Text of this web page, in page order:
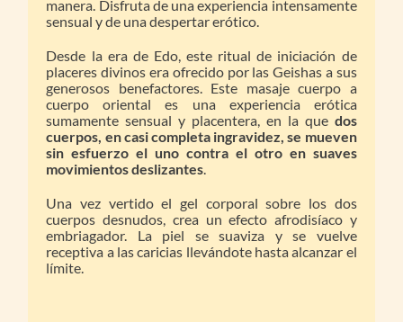
manera. Disfruta de una experiencia intensamente
sensual y de una despertar erótico.
Desde la era de Edo, este ritual de iniciación de
placeres divinos era ofrecido por las Geishas a sus
generosos benefactores. Este masaje cuerpo a
cuerpo oriental es una experiencia erótica
sumamente sensual y placentera, en la que dos
cuerpos, en casi completa ingravidez, se mueven
sin esfuerzo el uno contra el otro en suaves
movimientos deslizantes
Una vez vertido el gel corporal sobre los dos
cuerpos desnudos, crea un efecto afrodisíaco y
embriagador. La piel se suaviza y se vuelve
receptiva a las caricias llevándote hasta alcanzar el
límite.